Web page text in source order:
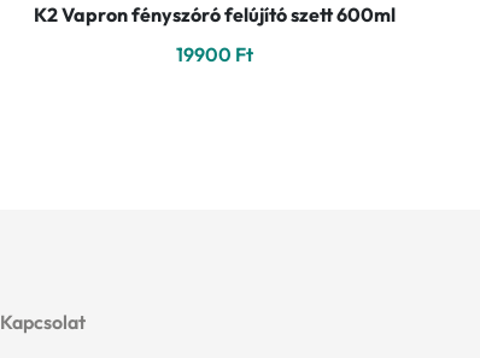
K2 Vapron fényszóró felújító szett 600ml
19900 Ft
Kapcsolat